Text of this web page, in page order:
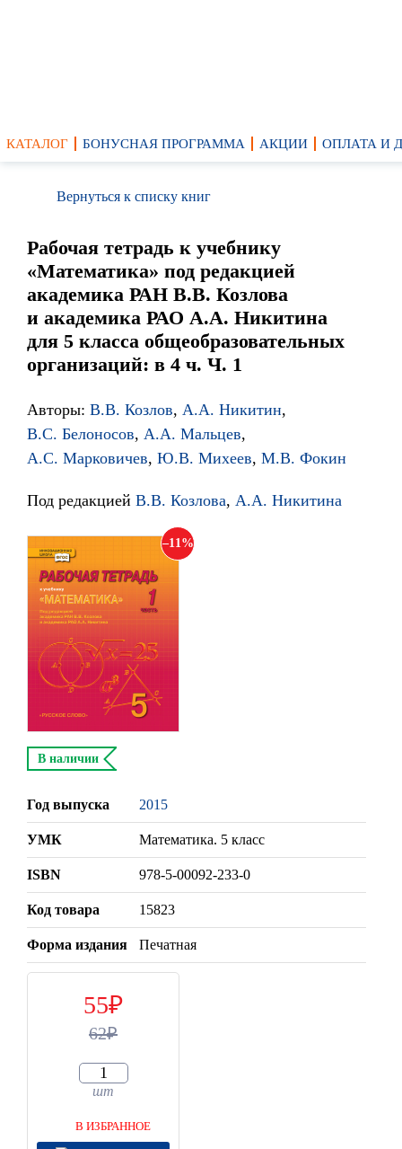
КАТАЛОГ БОНУСНАЯ ПРОГРАММА АКЦИИ ОПЛАТА И
Вернуться к списку книг
Рабочая тетрадь к учебнику
«Математика» под редакцией
академика РАН В.В. Козлова
и академика РАО А.А. Никитина
для 5 класса общеобразовательных
организаций: в 4 ч. Ч. 1
Авторы: В.В. Козлов, А.А. Никитин,
В.С. Белоносов, А.А. Мальцев,
А.С. Марковичев, Ю.В. Михеев, М.В. Фокин
Под редакцией В.В. Козлова, А.А. Никитина
11
В наличии
Год выпуска 2015
УМК Математика. 5 класс
ISBN 978-5-00092-233-0
Код товара 15823
Форма издания Печатная
55
62
шт
В ИЗБРАННОЕ